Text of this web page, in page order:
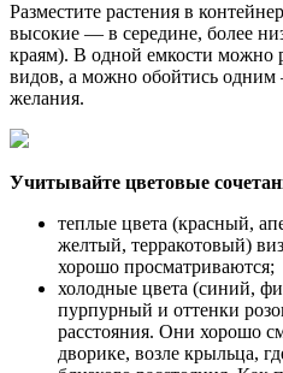
Разместите растения в
высокие — в середине, более
краям). В одной емкости можно
видов, а можно обойтись одним
желания.
Учитывайте цветовые
теплые цвета (красный,
желтый, терракотовый)
хорошо просматриваются;
холодные цвета (синий,
пурпурный и оттенки
расстояния. Они хорошо
дворике, возле крыльца,